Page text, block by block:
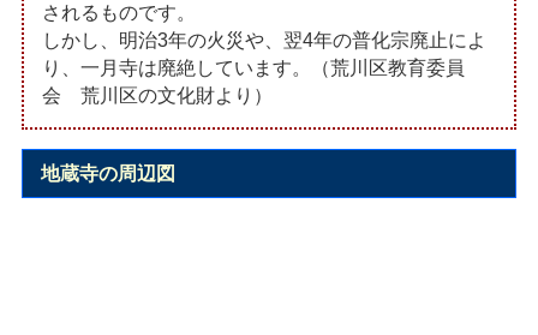
されるものです。
しかし、明治3年の火災や、翌4年の普化宗廃止によ
り、一月寺は廃絶しています。（荒川区教育委員
会 荒川区の文化財より）
地蔵寺の周辺図